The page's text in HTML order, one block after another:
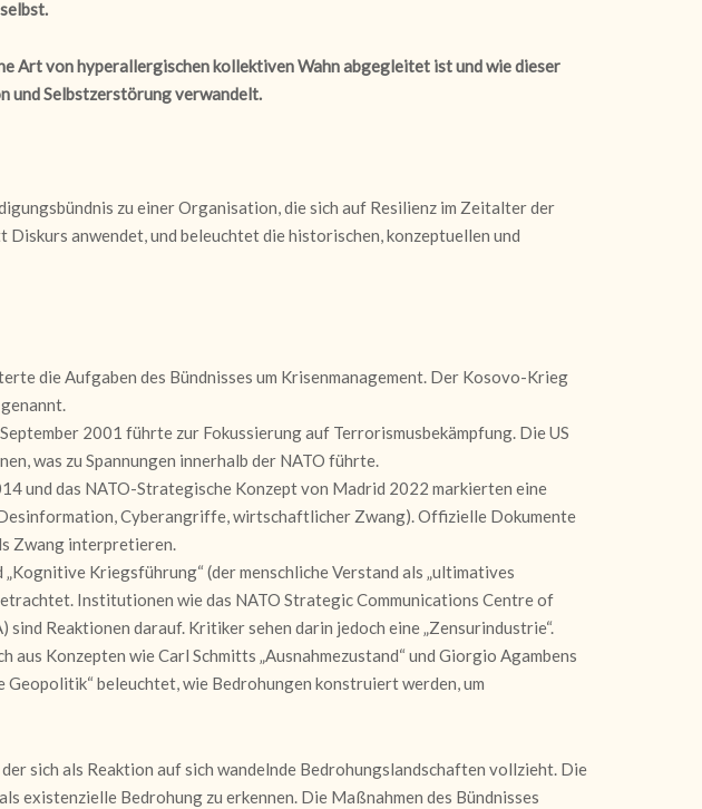
Art von hyperallergischen kollektiven Wahn abgegleitet ist und wie dieser
und Selbstzerstörung verwandelt.
zu einer Organisation, die sich auf Resilienz im Zeitalter der
anwendet, und beleuchtet die historischen, konzeptuellen und
die Aufgaben des Bündnisses um Krisenmanagement. Der Kosovo-Krieg
2001 führte zur Fokussierung auf Terrorismusbekämpfung. Die US
was zu Spannungen innerhalb der NATO führte.
und das NATO-Strategische Konzept von Madrid 2022 markierten eine
Cyberangriffe, wirtschaftlicher Zwang). Offizielle Dokumente
Zwang interpretieren.
Kriegsführung“ (der menschliche Verstand als „ultimatives
Institutionen wie das NATO Strategic Communications Centre of
Reaktionen darauf. Kritiker sehen darin jedoch eine „Zensurindustrie“.
Konzepten wie Carl Schmitts „Ausnahmezustand“ und Giorgio Agambens
beleuchtet, wie Bedrohungen konstruiert werden, um
sich als Reaktion auf sich wandelnde Bedrohungslandschaften vollzieht. Die
existenzielle Bedrohung zu erkennen. Die Maßnahmen des Bündnisses